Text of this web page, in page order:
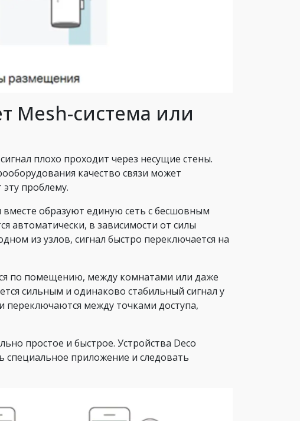
Mesh-система или
плохо проходит через несущие стены.
качество связи может
проблему.
вместе образуют единую сеть с бесшовным
автоматически, в зависимости от силы
из узлов, сигнал быстро переключается на
по помещению, между комнатами или даже
сильным и одинаково стабильный сигнал у
между точками доступа,
простое и быстрое. Устройства Deco
специальное приложение и следовать